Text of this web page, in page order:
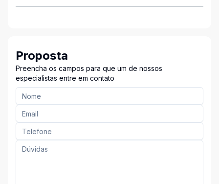
Proposta
Preencha os campos para que um de nossos
especialistas entre em contato